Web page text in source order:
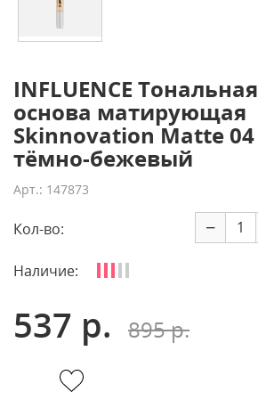
INFLUENCE Тональная
основа матирующая
Skinnovation Matte 04
тёмно-бежевый
Арт.: 147873
Кол-во: −
Наличие:
537 р. 895 р.